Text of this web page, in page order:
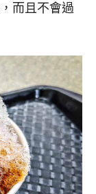
而且不會過